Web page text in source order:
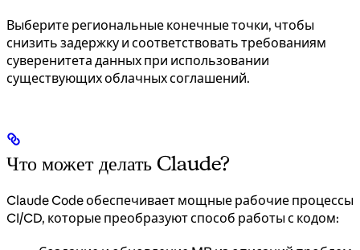
Выберите региональные конечные точки, чтобы
снизить задержку и соответствовать требованиям
суверенитета данных при использовании
существующих облачных соглашений.
Что может делать Claude?
Claude Code обеспечивает мощные рабочие процессы
CI/CD, которые преобразуют способ работы с кодом: